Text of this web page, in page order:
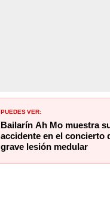
PUEDES VER:
Bailarín Ah Mo muestra
accidente en el concierto
grave lesión medular